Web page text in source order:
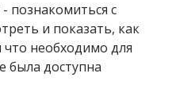
познакомиться с
и показать, как
что необходимо для
была доступна